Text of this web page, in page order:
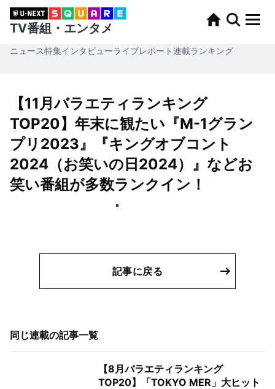
TV番組・エンタメ
ニュース特集インタビューライブレポート連載ランキング
【11月バラエティランキング
TOP20】年末に観たい『M-1グラン
プリ2023』『キングオブコント
2024（お笑いの日2024）』などお
笑い番組が多数ランクイン！
記事に戻る
同じ連載の記事一覧
【8月バラエティランキング
TOP20】「TOKYO MER」大ヒット